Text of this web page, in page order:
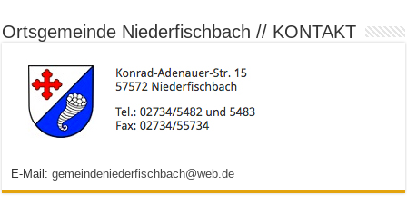
Ortsgemeinde Niederfischbach // KONTAKT
E-Mail:gemeindeniederfischbach@web.de